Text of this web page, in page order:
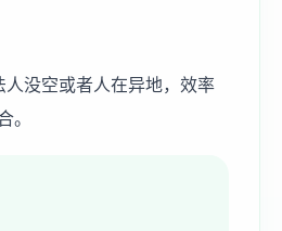
没空或者人在异地，效率